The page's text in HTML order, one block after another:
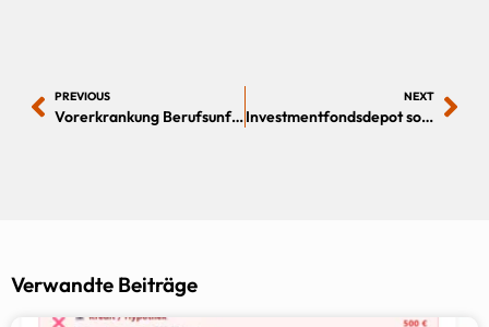
PREVIOUS
Vorerkrankung Berufsunfähigkeitsversicherung und private Krankenversicherung
NEXT
Investmentfondsdepot sofort online eröffnen 100% Rabatt auf Ausgabeaufschlag
Verwandte Beiträge